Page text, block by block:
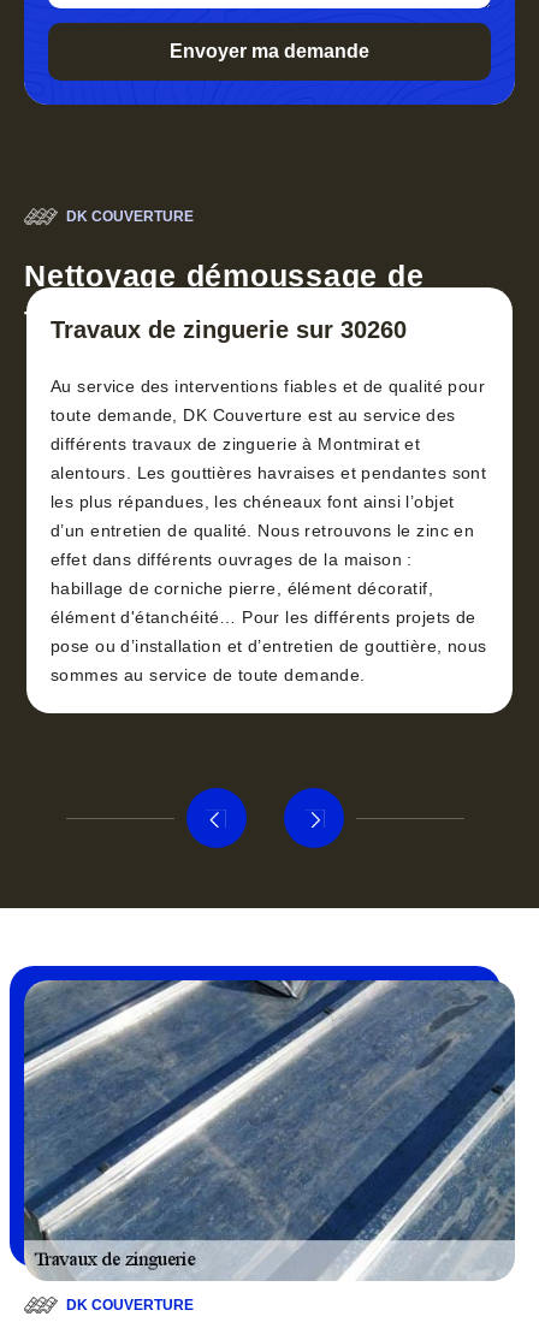
DK COUVERTURE
Nettoyage démoussage de
toiture 30
Travaux de zinguerie sur 30260
Au service des interventions fiables et de qualité pour
toute demande, DK Couverture est au service des
différents travaux de zinguerie à Montmirat et
alentours. Les gouttières havraises et pendantes sont
les plus répandues, les chéneaux font ainsi l’objet
d’un entretien de qualité. Nous retrouvons le zinc en
effet dans différents ouvrages de la maison :
habillage de corniche pierre, élément décoratif,
élément d'étanchéité… Pour les différents projets de
pose ou d’installation et d’entretien de gouttière, nous
sommes au service de toute demande.
DK COUVERTURE